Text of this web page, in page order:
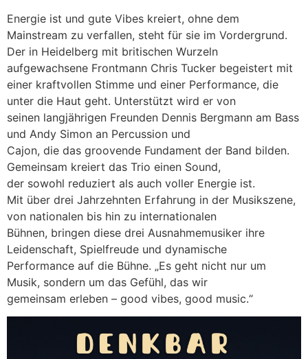
Energie ist und gute Vibes kreiert, ohne dem
Mainstream zu verfallen, steht für sie im Vordergrund.
Der in Heidelberg mit britischen Wurzeln
aufgewachsene Frontmann Chris Tucker begeistert mit
einer kraftvollen Stimme und einer Performance, die
unter die Haut geht. Unterstützt wird er von
seinen langjährigen Freunden Dennis Bergmann am Bass
und Andy Simon an Percussion und
Cajon, die das groovende Fundament der Band bilden.
Gemeinsam kreiert das Trio einen Sound,
der sowohl reduziert als auch voller Energie ist.
Mit über drei Jahrzehnten Erfahrung in der Musikszene,
von nationalen bis hin zu internationalen
Bühnen, bringen diese drei Ausnahmemusiker ihre
Leidenschaft, Spielfreude und dynamische
Performance auf die Bühne. „Es geht nicht nur um
Musik, sondern um das Gefühl, das wir
gemeinsam erleben – good vibes, good music.“